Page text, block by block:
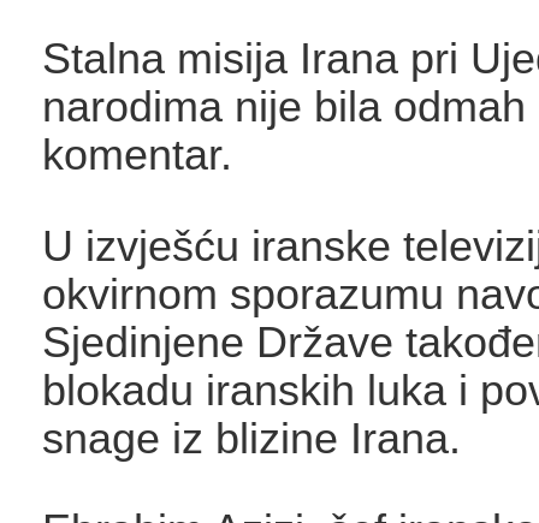
Stalna misija Irana pri
narodima nije bila
komentar.
U izvješću iranske
okvirnom sporazumu
Sjedinjene Države
blokadu iranskih luka i
snage iz blizine Irana.